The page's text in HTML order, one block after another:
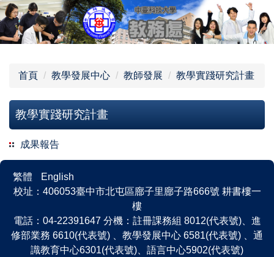
跳
到
主
首頁 教學發展中心 教師發展 教學實踐研究計畫
教學實踐研究計畫
成果報告
繁體
English
校址：406053臺中市北屯區廍子里廍子路666號 耕書樓一
樓
電話：04-22391647 分機：註冊課務組 8012(代表號)、進
修部業務 6610(代表號) 、教學發展中心 6581(代表號) 、通
識教育中心6301(代表號)、語言中心5902(代表號)